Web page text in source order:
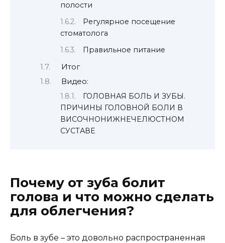
полости
Регулярное посещение
стоматолога
Правильное питание
Итог
Видео:
ГОЛОВНАЯ БОЛЬ И ЗУБЫ.
ПРИЧИНЫ ГОЛОВНОЙ БОЛИ В
ВИСОЧНОНИЖНЕЧЕЛЮСТНОМ
СУСТАВЕ
Почему от зуба болит
голова и что можно сделать
для облегчения?
Боль в зубе – это довольно распространенная